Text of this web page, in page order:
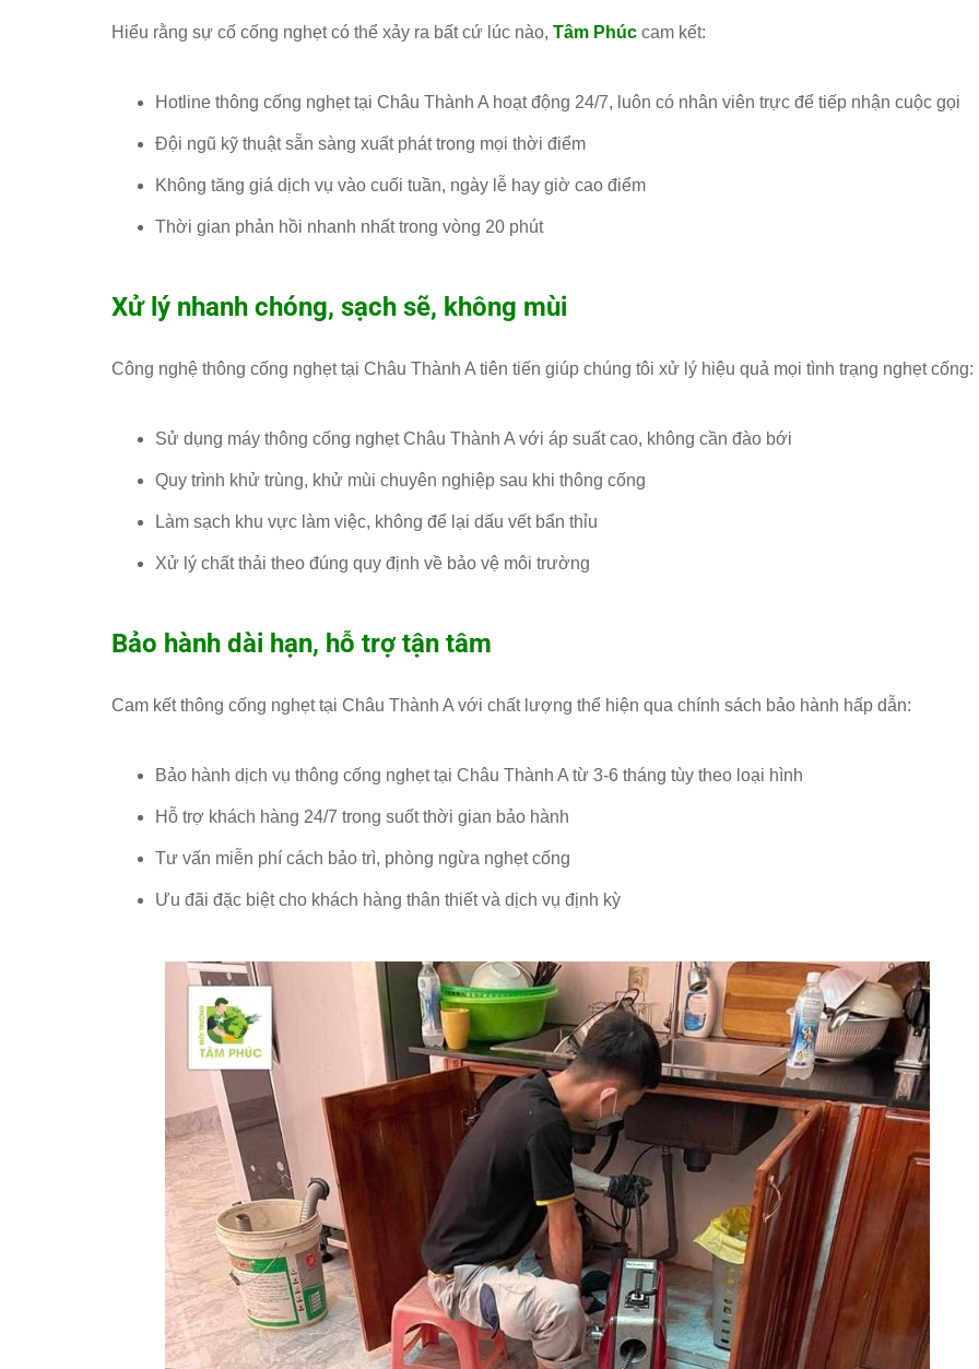
Hiểu rằng sự cố cống nghẹt có thể xảy ra bất cứ lúc nào, Tâm Phúc cam kết:
Hotline thông cống nghẹt tại Châu Thành A hoạt động 24/7, luôn có nhân viên trực để tiếp nhận cuộc gọi
Đội ngũ kỹ thuật sẵn sàng xuất phát trong mọi thời điểm
Không tăng giá dịch vụ vào cuối tuần, ngày lễ hay giờ cao điểm
Thời gian phản hồi nhanh nhất trong vòng 20 phút
Xử lý nhanh chóng, sạch sẽ, không mùi
Công nghệ thông cống nghẹt tại Châu Thành A tiên tiến giúp chúng tôi xử lý hiệu quả mọi tình trạng nghẹt cống:
Sử dụng máy thông cống nghẹt Châu Thành A với áp suất cao, không cần đào bới
Quy trình khử trùng, khử mùi chuyên nghiệp sau khi thông cống
Làm sạch khu vực làm việc, không để lại dấu vết bẩn thỉu
Xử lý chất thải theo đúng quy định về bảo vệ môi trường
Bảo hành dài hạn, hỗ trợ tận tâm
Cam kết thông cống nghẹt tại Châu Thành A với chất lượng thể hiện qua chính sách bảo hành hấp dẫn:
Bảo hành dịch vụ thông cống nghẹt tại Châu Thành A từ 3-6 tháng tùy theo loại hình
Hỗ trợ khách hàng 24/7 trong suốt thời gian bảo hành
Tư vấn miễn phí cách bảo trì, phòng ngừa nghẹt cống
Ưu đãi đặc biệt cho khách hàng thân thiết và dịch vụ định kỳ